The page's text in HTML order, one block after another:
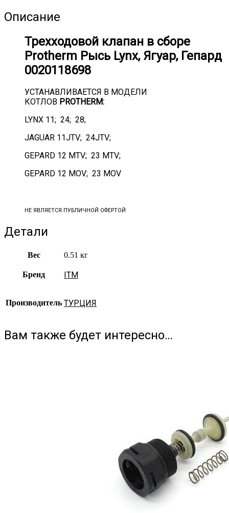
Описание
Трехходовой клапан в сборе
Protherm Рысь Lynx, Ягуар, Гепард
0020118698
УСТАНАВЛИВАЕТСЯ В МОДЕЛИ
КОТЛОВ PROTHERM:
LYNX 11; 24; 28;
JAGUAR 11JTV; 24JTV;
GEPARD 12 MTV; 23 MTV;
GEPARD 12 MOV; 23 MOV
НЕ ЯВЛЯЕТСЯ ПУБЛИЧНОЙ ОФЕРТОЙ
Детали
Вес 0.51 кг
Бренд ITM
Производитель ТУРЦИЯ
Вам также будет интересно…